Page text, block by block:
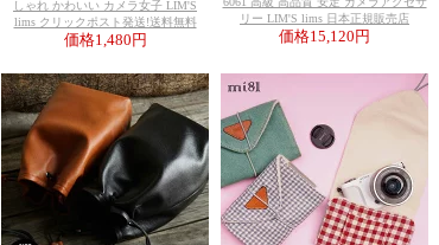
しゃれ かわいい カメラ女子 LIM'S
lims クリックポスト発送!送料無料
価格1,480円
リー LIM'S lims 日本正規販売店
価格15,120円